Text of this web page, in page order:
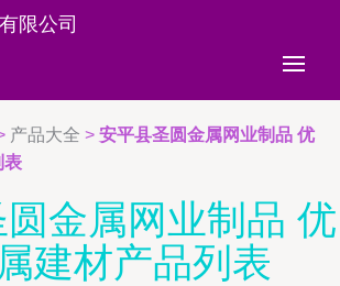
限公司
产品大全 > 安平县圣圆金属网业制品 优
表
金属网业制品 优
建材产品列表